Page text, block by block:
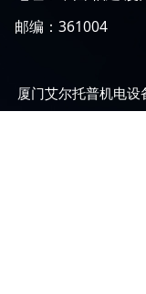
邮编：361004
厦门艾尔托普机电设